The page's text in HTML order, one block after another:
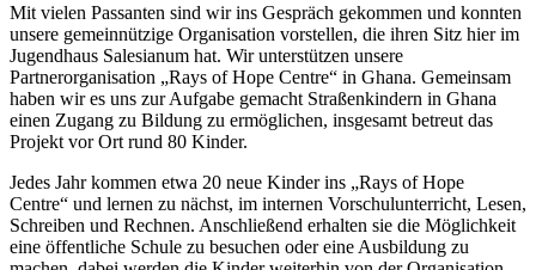
Mit vielen Passanten sind wir ins Gespräch gekommen und konnten
unsere gemeinnützige Organisation vorstellen, die ihren Sitz hier im
Jugendhaus Salesianum hat. Wir unterstützen unsere
Partnerorganisation „Rays of Hope Centre“ in Ghana. Gemeinsam
haben wir es uns zur Aufgabe gemacht Straßenkindern in Ghana
einen Zugang zu Bildung zu ermöglichen, insgesamt betreut das
Projekt vor Ort rund 80 Kinder.
Jedes Jahr kommen etwa 20 neue Kinder ins „Rays of Hope
Centre“ und lernen zu nächst, im internen Vorschulunterricht, Lesen,
Schreiben und Rechnen. Anschließend erhalten sie die Möglichkeit
eine öffentliche Schule zu besuchen oder eine Ausbildung zu